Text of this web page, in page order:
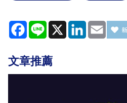
Facebook
Line X LinkedIn
Email
文章推薦